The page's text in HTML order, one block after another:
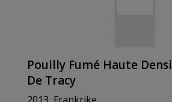
Pouilly Fumé Haute
De Tracy